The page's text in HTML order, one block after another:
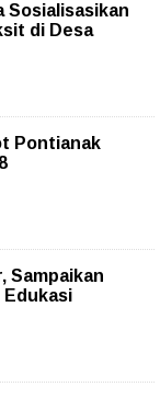
Sosialisasikan
di Desa
Pontianak
Sampaikan
Edukasi